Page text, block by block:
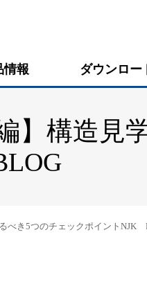
情報 ダウンロー
】構造見
べき5つのチェックポイントNJK